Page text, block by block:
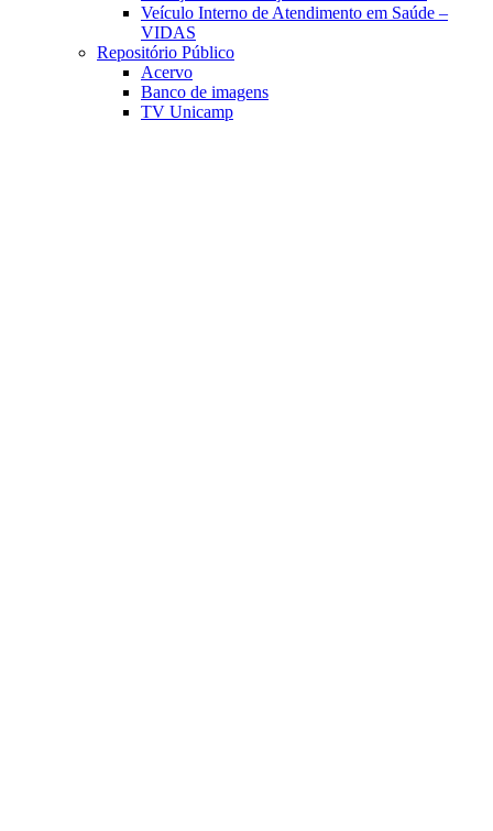
Veículo Interno de Atendimento em Saúde –
VIDAS
Repositório Público
Acervo
Banco de imagens
TV Unicamp